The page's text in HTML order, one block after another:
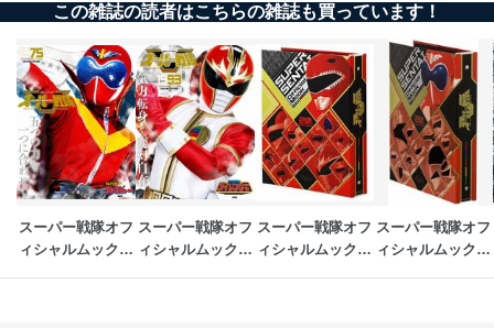
この雑誌の読者はこちらの雑誌も買っています！
スーパー戦隊オフ
ィシャルムック
スーパー戦隊オフ
ィシャルムック
スーパー戦隊オフ
ィシャルムック
スーパー戦隊オフ
ィシャルムック